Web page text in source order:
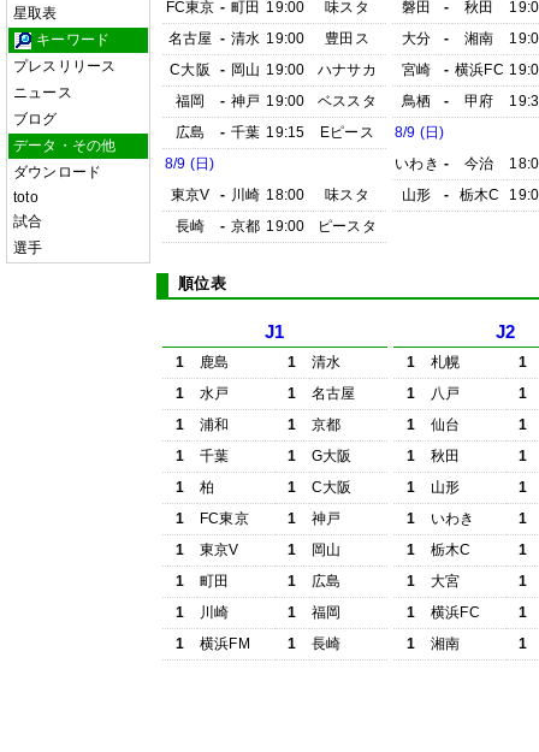
星取表
キーワード
プレスリリース
ニュース
ブログ
データ・その他
ダウンロード
toto
試合
選手
FC東京 - 町田 19:00
味スタ
名古屋 - 清水 19:00
豊田ス
C大阪
- 岡山 19:00
ハナサカ
福岡
- 神戸 19:00
ベススタ
広島
- 千葉 19:15
Eピース
8/9 (日)
東京V
- 川崎 18:00
味スタ
長崎
- 京都 19:00 ピースタ
磐田
- 秋田
大分
- 湘南
宮崎
- 横浜FC
鳥栖
- 甲府
8/9 (日)
いわき - 今治
山形
- 栃木C
順位表
J1
1 鹿島 1
清水
1
水戸 1
名古屋
1
浦和 1
京都
1
千葉 1
G大阪
1
柏 1
C大阪
1
FC東京 1
神戸
1
東京V 1
岡山
1
町田 1
広島
1
川崎 1
福岡
1
横浜FM 1 長崎
J2
1 札幌
1
1
八戸
1
1
仙台
1
1
秋田
1
1
山形
1
1
いわき
1
1
栃木C
1
1
大宮
1
1
横浜FC
1
1
湘南 1